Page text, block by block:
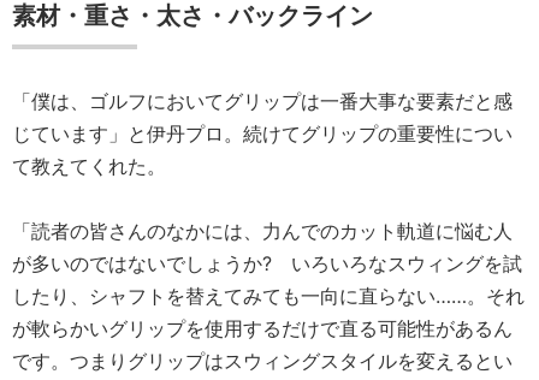
素材・重さ・太さ・バックライン
「僕は、ゴルフにおいてグリップは一番大事な要素だと感
じています」と伊丹プロ。続けてグリップの重要性につい
て教えてくれた。
「読者の皆さんのなかには、力んでのカット軌道に悩む人
が多いのではないでしょうか? いろいろなスウィングを試
したり、シャフトを替えてみても一向に直らない……。それ
が軟らかいグリップを使用するだけで直る可能性があるん
です。つまりグリップはスウィングスタイルを変えるとい